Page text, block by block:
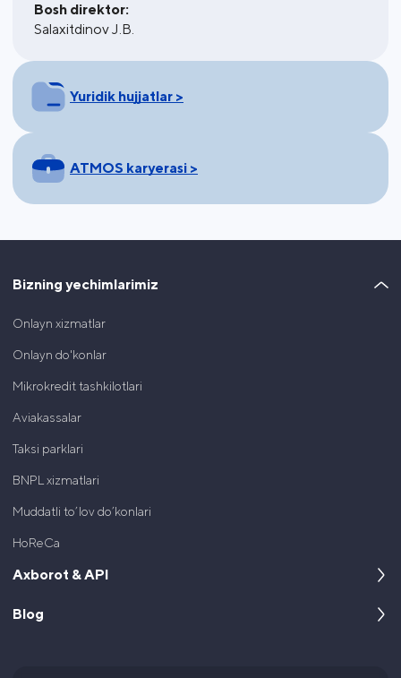
Bosh direktor:
Salaxitdinov J.B.
Yuridik hujjatlar >
ATMOS karyerasi >
Bizning yechimlarimiz
Onlayn xizmatlar
Onlayn do'konlar
Mikrokredit tashkilotlari
Aviakassalar
Taksi parklari
BNPL xizmatlari
Muddatli to’lov do’konlari
HoReCa
Axborot & API
Kompaniya haqida
Blog